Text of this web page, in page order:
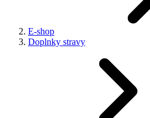
E-shop
Doplnky stravy